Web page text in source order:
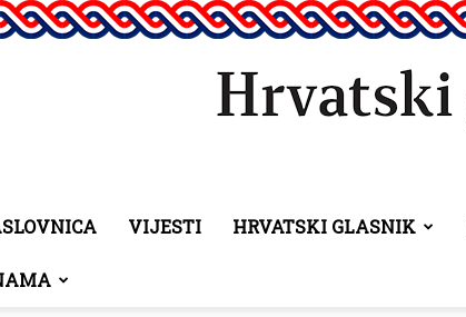
VIJESTI HRVATSKI GLASNIK